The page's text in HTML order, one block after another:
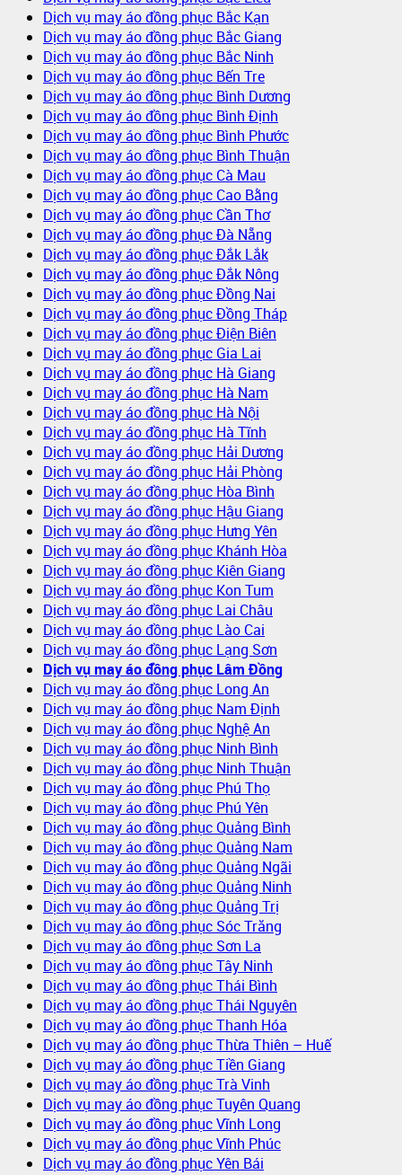
Dịch vụ may áo đồng phục Bắc Kạn
Dịch vụ may áo đồng phục Bắc Giang
Dịch vụ may áo đồng phục Bắc Ninh
Dịch vụ may áo đồng phục Bến Tre
Dịch vụ may áo đồng phục Bình Dương
Dịch vụ may áo đồng phục Bình Định
Dịch vụ may áo đồng phục Bình Phước
Dịch vụ may áo đồng phục Bình Thuận
Dịch vụ may áo đồng phục Cà Mau
Dịch vụ may áo đồng phục Cao Bằng
Dịch vụ may áo đồng phục Cần Thơ
Dịch vụ may áo đồng phục Đà Nẵng
Dịch vụ may áo đồng phục Đắk Lắk
Dịch vụ may áo đồng phục Đắk Nông
Dịch vụ may áo đồng phục Đồng Nai
Dịch vụ may áo đồng phục Đồng Tháp
Dịch vụ may áo đồng phục Điện Biên
Dịch vụ may áo đồng phục Gia Lai
Dịch vụ may áo đồng phục Hà Giang
Dịch vụ may áo đồng phục Hà Nam
Dịch vụ may áo đồng phục Hà Nội
Dịch vụ may áo đồng phục Hà Tĩnh
Dịch vụ may áo đồng phục Hải Dương
Dịch vụ may áo đồng phục Hải Phòng
Dịch vụ may áo đồng phục Hòa Bình
Dịch vụ may áo đồng phục Hậu Giang
Dịch vụ may áo đồng phục Hưng Yên
Dịch vụ may áo đồng phục Khánh Hòa
Dịch vụ may áo đồng phục Kiên Giang
Dịch vụ may áo đồng phục Kon Tum
Dịch vụ may áo đồng phục Lai Châu
Dịch vụ may áo đồng phục Lào Cai
Dịch vụ may áo đồng phục Lạng Sơn
Dịch vụ may áo đồng phục Lâm Đồng
Dịch vụ may áo đồng phục Long An
Dịch vụ may áo đồng phục Nam Định
Dịch vụ may áo đồng phục Nghệ An
Dịch vụ may áo đồng phục Ninh Bình
Dịch vụ may áo đồng phục Ninh Thuận
Dịch vụ may áo đồng phục Phú Thọ
Dịch vụ may áo đồng phục Phú Yên
Dịch vụ may áo đồng phục Quảng Bình
Dịch vụ may áo đồng phục Quảng Nam
Dịch vụ may áo đồng phục Quảng Ngãi
Dịch vụ may áo đồng phục Quảng Ninh
Dịch vụ may áo đồng phục Quảng Trị
Dịch vụ may áo đồng phục Sóc Trăng
Dịch vụ may áo đồng phục Sơn La
Dịch vụ may áo đồng phục Tây Ninh
Dịch vụ may áo đồng phục Thái Bình
Dịch vụ may áo đồng phục Thái Nguyên
Dịch vụ may áo đồng phục Thanh Hóa
Dịch vụ may áo đồng phục Thừa Thiên – Huế
Dịch vụ may áo đồng phục Tiền Giang
Dịch vụ may áo đồng phục Trà Vinh
Dịch vụ may áo đồng phục Tuyên Quang
Dịch vụ may áo đồng phục Vĩnh Long
Dịch vụ may áo đồng phục Vĩnh Phúc
Dịch vụ may áo đồng phục Yên Bái